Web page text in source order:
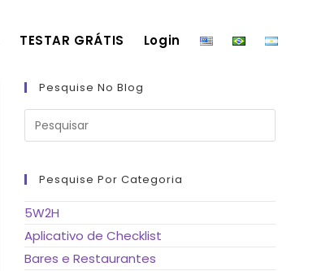
TESTAR GRÁTIS Login
Pesquise No Blog
Pressione
tecla
Pesquise Por Categoria
5W2H
Aplicativo de Checklist
Bares e Restaurantes